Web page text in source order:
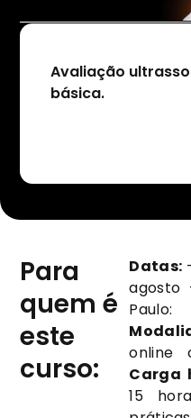
Avaliação
básica.
Para
quem é
este
curso:
Datas:
agosto
online
Carga
15